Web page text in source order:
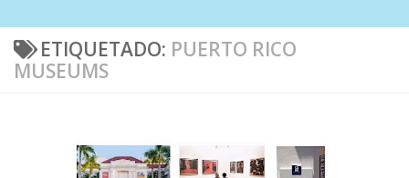
ETIQUETADO: PUERTO RICO
MUSEUMS